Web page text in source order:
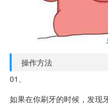
操作方法
01、
如果在你刷牙的时候，发现